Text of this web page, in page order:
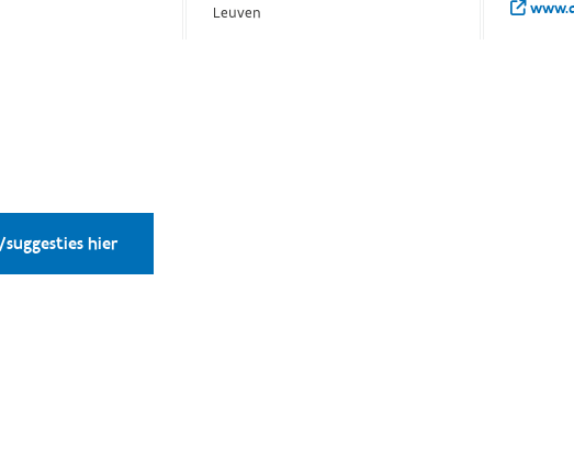
Leuven
hier